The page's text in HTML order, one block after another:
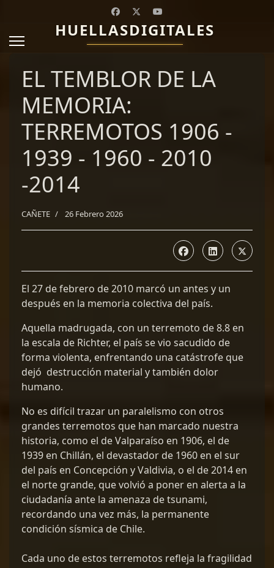
HUELLASDIGITALES
EL TEMBLOR DE LA
MEMORIA:
TERREMOTOS 1906 -
1939 - 1960 - 2010
-2014
CAÑETE 26 Febrero 2026
El 27 de febrero de 2010 marcó un antes y un
después en la memoria colectiva del país.
Aquella madrugada, con un terremoto de 8.8 en
la escala de Richter, el país se vio sacudido de
forma violenta, enfrentando una catástrofe que
dejó destrucción material y también dolor
humano.
No es difícil trazar un paralelismo con otros
grandes terremotos que han marcado nuestra
historia, como el de Valparaíso en 1906, el de
1939 en Chillán, el devastador de 1960 en el sur
del país en Concepción y Valdivia, o el de 2014 en
el norte grande, que volvió a poner en alerta a la
ciudadanía ante la amenaza de tsunami,
recordando una vez más, la permanente
condición sísmica de Chile.
Cada uno de estos terremotos refleja la fragilidad